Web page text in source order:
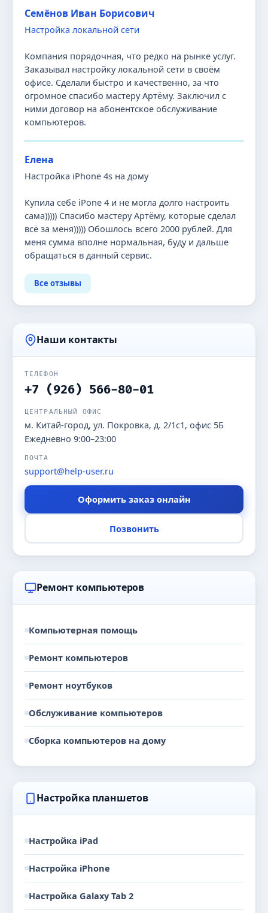
Семёнов Иван Борисович
Настройка локальной сети
Компания порядочная, что редко на рынке услуг.
Заказывал настройку локальной сети в своём
офисе. Сделали быстро и качественно, за что
огромное спасибо мастеру Артёму. Заключил с
ними договор на абонентское обслуживание
компьютеров.
Елена
Настройка iPhone 4s на дому
Купила себе iPone 4 и не могла долго настроить
сама))))) Спасибо мастеру Артёму, которые сделал
всё за меня))))) Обошлось всего 2000 рублей. Для
меня сумма вполне нормальная, буду и дальше
обращаться в данный сервис.
Все отзывы
Наши контакты
ТЕЛЕФОН
+7 (926) 566-80-01
ЦЕНТРАЛЬНЫЙ ОФИС
м. Китай-город, ул. Покровка, д. 2/1с1, офис 5Б
Ежедневно 9:00–23:00
ПОЧТА
support@help-user.ru
Оформить заказ онлайн
Позвонить
Ремонт компьютеров
Компьютерная помощь
Ремонт компьютеров
Ремонт ноутбуков
Обслуживание компьютеров
Сборка компьютеров на дому
Настройка планшетов
Настройка iPad
Настройка iPhone
Настройка Galaxy Tab 2